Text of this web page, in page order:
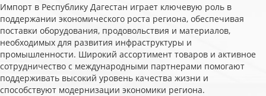
Импорт в Республику Дагестан играет ключевую роль в
поддержании экономического роста региона, обеспечивая
поставки оборудования, продовольствия и материалов,
необходимых для развития инфраструктуры и
промышленности. Широкий ассортимент товаров и активное
сотрудничество с международными партнерами помогают
поддерживать высокий уровень качества жизни и
способствуют модернизации экономики региона.